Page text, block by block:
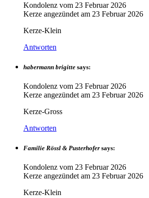
Kondolenz vom 23 Februar 2026
Kerze angezündet am 23 Februar 2026
Kerze-Klein
Antworten
habermann brigitte says:
Kondolenz vom 23 Februar 2026
Kerze angezündet am 23 Februar 2026
Kerze-Gross
Antworten
Familie Rössl & Pusterhofer says:
Kondolenz vom 23 Februar 2026
Kerze angezündet am 23 Februar 2026
Kerze-Klein